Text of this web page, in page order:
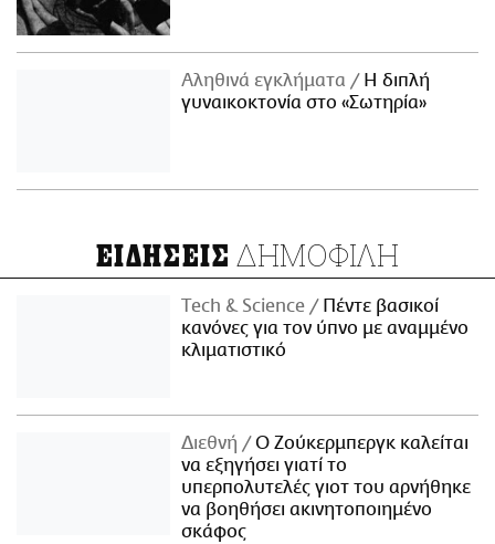
Αληθινά εγκλήματα
Η διπλή
γυναικοκτονία στο «Σωτηρία»
ΕΙΔΗΣΕΙΣ ΔΗΜΟΦΙΛΗ
Τech & Science
Πέντε βασικοί
κανόνες για τον ύπνο με αναμμένο
κλιματιστικό
Διεθνή
Ο Ζούκερμπεργκ καλείται
να εξηγήσει γιατί το
υπερπολυτελές γιοτ του αρνήθηκε
να βοηθήσει ακινητοποιημένο
σκάφος